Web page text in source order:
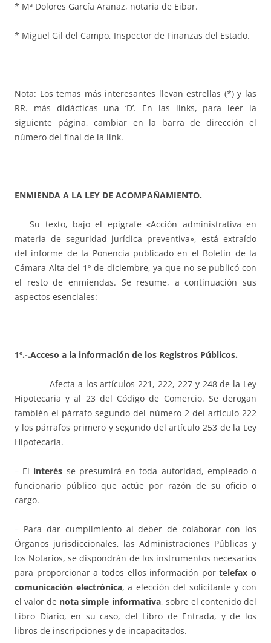
* Mª Dolores García Aranaz, notaria de Eibar.
* Miguel Gil del Campo, Inspector de Finanzas del Estado.
Nota: Los temas más interesantes llevan estrellas (*) y las
RR. más didácticas una ‘D’. En las links, para leer la
siguiente página, cambiar en la barra de dirección el
número del final de la link.
ENMIENDA A LA LEY DE ACOMPAÑAMIENTO.
Su texto, bajo el epígrafe «Acción administrativa en
materia de seguridad jurídica preventiva», está extraído
del informe de la Ponencia publicado en el Boletín de la
Cámara Alta del 1º de diciembre, ya que no se publicó con
el resto de enmiendas. Se resume, a continuación sus
aspectos esenciales:
1º.-.Acceso a la información de los Registros Públicos.
Afecta a los artículos 221, 222, 227 y 248 de la Ley
Hipotecaria y al 23 del Código de Comercio. Se derogan
también el párrafo segundo del número 2 del artículo 222
y los párrafos primero y segundo del artículo 253 de la Ley
Hipotecaria.
– El interés se presumirá en toda autoridad, empleado o
funcionario público que actúe por razón de su oficio o
cargo.
– Para dar cumplimiento al deber de colaborar con los
Órganos jurisdiccionales, las Administraciones Públicas y
los Notarios, se dispondrán de los instrumentos necesarios
para proporcionar a todos ellos información portelefax o
comunicación electrónica, a elección del solicitante y con
el valor de nota simple informativa, sobre el contenido del
Libro Diario, en su caso, del Libro de Entrada, y de los
libros de inscripciones y de incapacitados.